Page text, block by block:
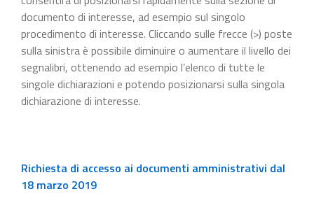
documento di interesse, ad esempio sul singolo
procedimento di interesse. Cliccando sulle frecce (>) poste
sulla sinistra è possibile diminuire o aumentare il livello dei
segnalibri, ottenendo ad esempio l’elenco di tutte le
singole dichiarazioni e potendo posizionarsi sulla singola
dichiarazione di interesse.
Richiesta di accesso ai documenti amministrativi dal
18 marzo 2019